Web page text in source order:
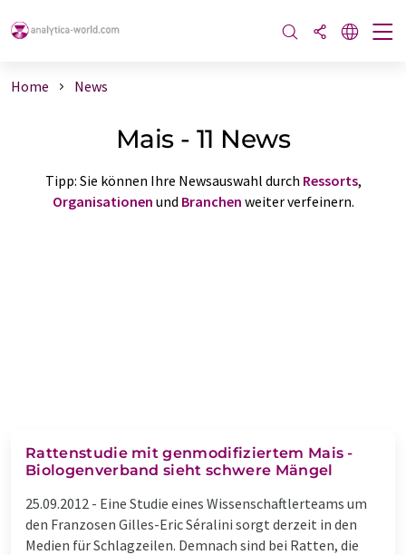
Home News
Mais - 11 News
Tipp: Sie können Ihre Newsauswahl durch Ressorts,
Organisationen und Branchen weiter verfeinern.
Rattenstudie mit genmodifiziertem Mais -
Biologenverband sieht schwere Mängel
25.09.2012 - Eine Studie eines Wissenschaftlerteams um
den Franzosen Gilles-Eric Séralini sorgt derzeit in den
Medien für Schlagzeilen. Demnach sind bei Ratten, die